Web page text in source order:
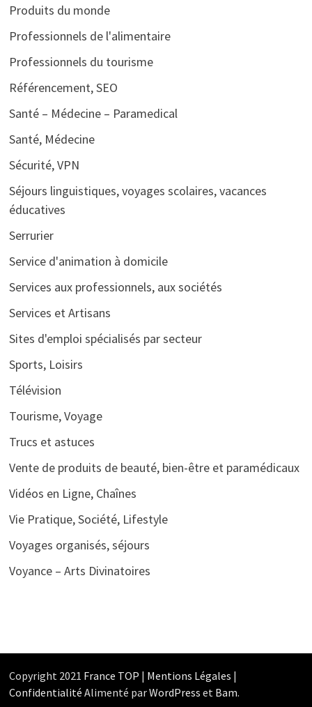
Produits du monde
Professionnels de l'alimentaire
Professionnels du tourisme
Référencement, SEO
Santé – Médecine – Paramedical
Santé, Médecine
Sécurité, VPN
Séjours linguistiques, voyages scolaires, vacances
éducatives
Serrurier
Service d'animation à domicile
Services aux professionnels, aux sociétés
Services et Artisans
Sites d'emploi spécialisés par secteur
Sports, Loisirs
Télévision
Tourisme, Voyage
Trucs et astuces
Vente de produits de beauté, bien-être et paramédicaux
Vidéos en Ligne, Chaînes
Vie Pratique, Société, Lifestyle
Voyages organisés, séjours
Voyance – Arts Divinatoires
Copyright 2021 France TOP | Mentions Légales |
Confidentialité Alimenté parWordPress et Bam.